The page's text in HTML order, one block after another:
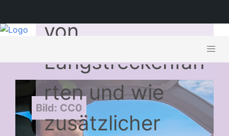
Bild: CC0
von
Langstreckenfah
rten und wie
zusätzlicher